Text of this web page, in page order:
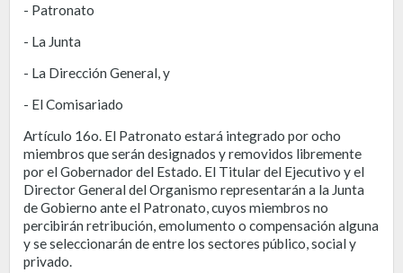
- Patronato
- La Junta
- La Dirección General, y
- El Comisariado
Artículo 16o. El Patronato estará integrado por ocho
miembros que serán designados y removidos libremente
por el Gobernador del Estado. El Titular del Ejecutivo y el
Director General del Organismo representarán a la Junta
de Gobierno ante el Patronato, cuyos miembros no
percibirán retribución, emolumento o compensación alguna
y se seleccionarán de entre los sectores público, social y
privado.